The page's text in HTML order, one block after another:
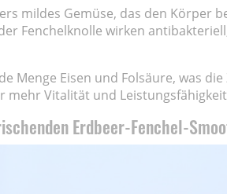
mildes Gemüse, das den Körper
Fenchelknolle wirken
Menge Eisen und Folsäure, was
mehr Vitalität und
Erdbeer-Fenchel-